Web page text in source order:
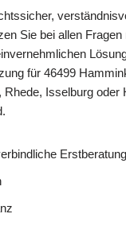
Sie bei allen
für 46499
Isselburg oder